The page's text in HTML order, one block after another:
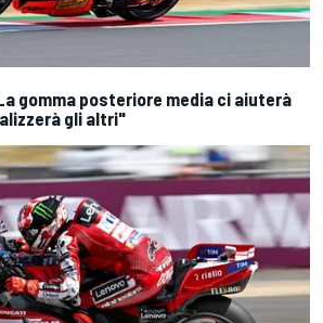
gomma posteriore media ci aiuterà
gli altri"